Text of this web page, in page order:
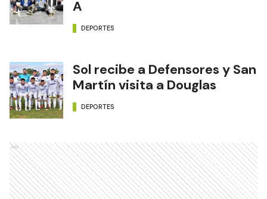
A
DEPORTES
Sol recibe a Defensores y San
Martín visita a Douglas
DEPORTES
Ads